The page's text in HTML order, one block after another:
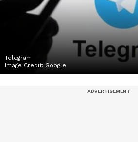
Telegram
Image Credit: Google